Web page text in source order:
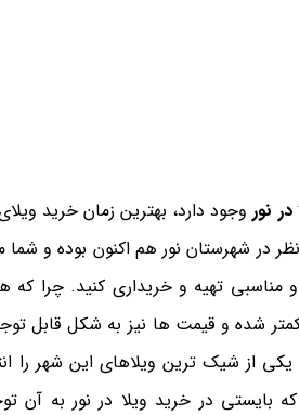
نور وجود دارد، بهترین زمان خرید
در شهرستان نور هم اکنون بوده و
مناسبی تهیه و خریداری کنید. چرا
کمتر شده و قیمت ها نیز به شکل
یکی از شیک ترین ویلاهای این شهر را
بایستی در خرید ویلا در نور به آن